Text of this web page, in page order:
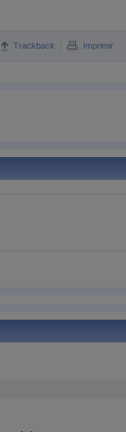
Trackback Imprimir